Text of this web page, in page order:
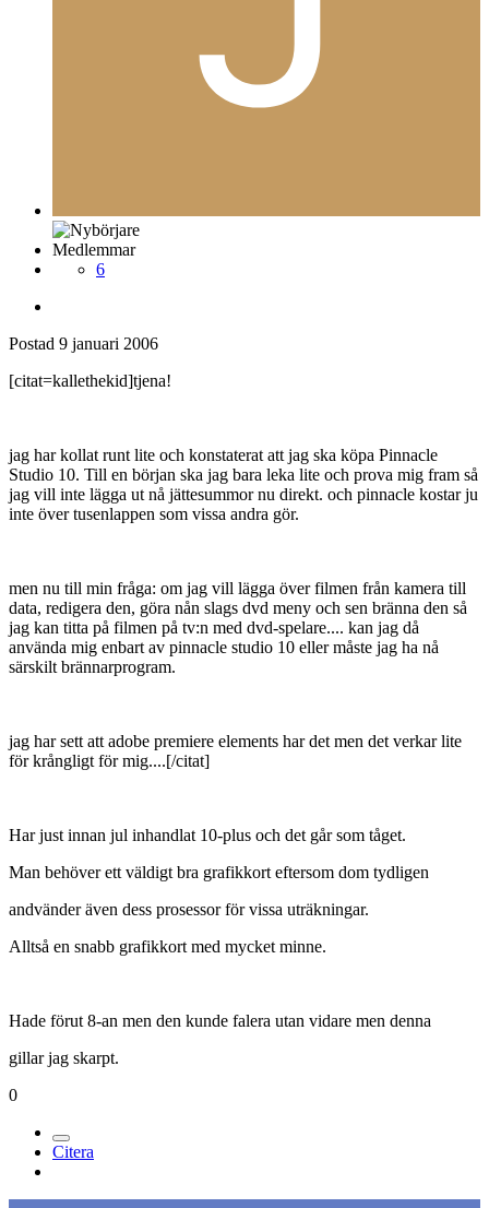
Medlemmar
6
Postad 9 januari 2006
[citat=kallethekid]tjena!
jag har kollat runt lite och konstaterat att jag ska köpa Pinnacle
Studio 10. Till en början ska jag bara leka lite och prova mig fram så
jag vill inte lägga ut nå jättesummor nu direkt. och pinnacle kostar ju
inte över tusenlappen som vissa andra gör.
men nu till min fråga: om jag vill lägga över filmen från kamera till
data, redigera den, göra nån slags dvd meny och sen bränna den så
jag kan titta på filmen på tv:n med dvd-spelare.... kan jag då
använda mig enbart av pinnacle studio 10 eller måste jag ha nå
särskilt brännarprogram.
jag har sett att adobe premiere elements har det men det verkar lite
för krångligt för mig....[/citat]
Har just innan jul inhandlat 10-plus och det går som tåget.
Man behöver ett väldigt bra grafikkort eftersom dom tydligen
andvänder även dess prosessor för vissa uträkningar.
Alltså en snabb grafikkort med mycket minne.
Hade förut 8-an men den kunde falera utan vidare men denna
gillar jag skarpt.
0
Citera